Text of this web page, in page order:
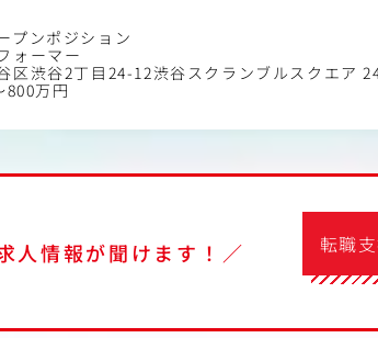
プンポジション
ォーマー
区渋谷2丁目24-12渋谷スクランブルスクエア
800万円
人情報が聞けます！／ 転職